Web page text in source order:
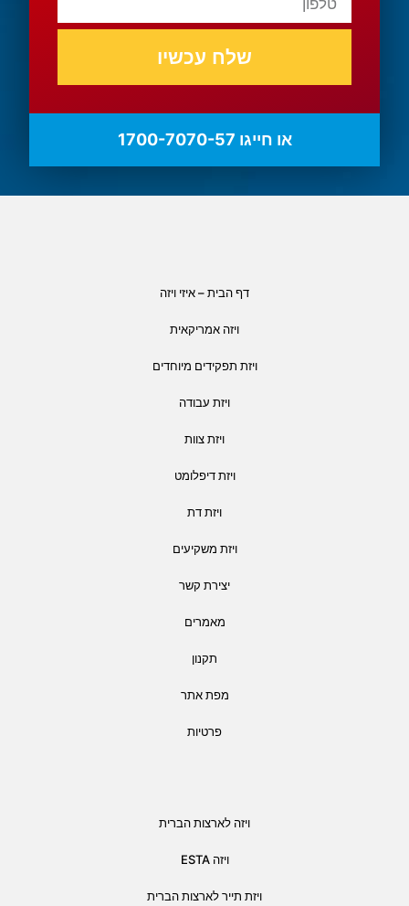
שלח עכשיו
או חייגו 1700-7070-57
דף הבית – איזי ויזה
ויזה אמריקאית
ויזת תפקידים מיוחדים
ויזת עבודה
ויזת צוות
ויזת דיפלומט
ויזת דת
ויזת משקיעים
יצירת קשר
מאמרים
תקנון
מפת אתר
פרטיות
ויזה לארצות הברית
ויזה ESTA
ויזת תייר לארצות הברית